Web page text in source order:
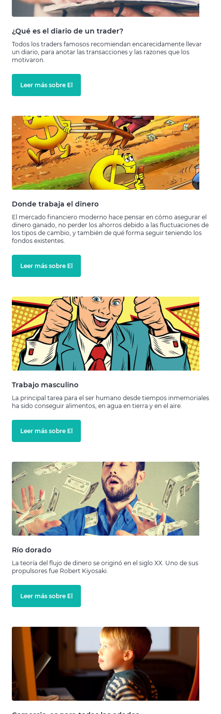
¿Qué es el diario de un trader?
Todos los traders famosos recomiendan encarecidamente llevar
un diario, para anotar las transacciones y las razones que los
motivaron.
Leer más sobre El
Donde trabaja el dinero
El mercado financiero moderno hace pensar en cómo asegurar el
dinero ganado, no perder los ahorros debido a las fluctuaciones de
los tipos de cambio, y también de qué forma seguir teniendo los
fondos existentes.
Leer más sobre El
Trabajo masculino
La principal tarea para el ser humano desde tiempos inmemoriales
ha sido conseguir alimentos, en agua en tierra y en el aire.
Leer más sobre El
Río dorado
La teoría del flujo de dinero se originó en el siglo XX. Uno de sus
propulsores fue Robert Kiyosaki.
Leer más sobre El